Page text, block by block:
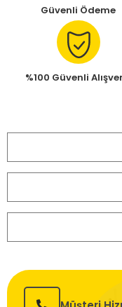
Güvenli Ödeme
%100 Güvenli